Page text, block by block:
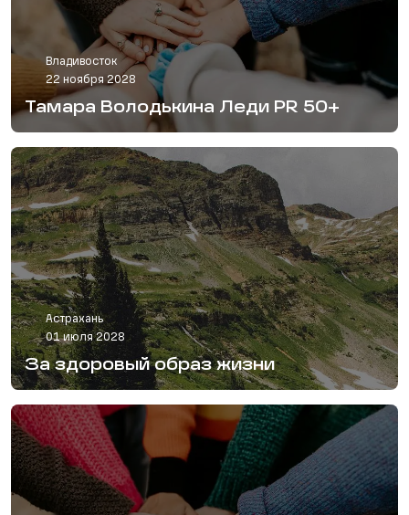
Владивосток
22 ноября 2028
Тамара Володькина Леди PR 50+
Астрахань
01 июля 2028
За здоровый образ жизни